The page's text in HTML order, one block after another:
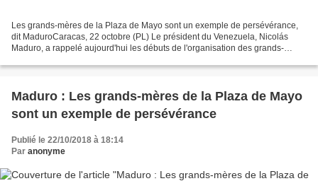
Les grands-mères de la Plaza de Mayo sont un exemple de persévérance,
dit MaduroCaracas, 22 octobre (PL) Le président du Venezuela, Nicolás
Maduro, a rappelé aujourd'hui les débuts de l'organisation des grands-
Maduro : Les grands-mères de la Plaza de Mayo
sont un exemple de persévérance
Publié le 22/10/2018 à 18:14
Par anonyme